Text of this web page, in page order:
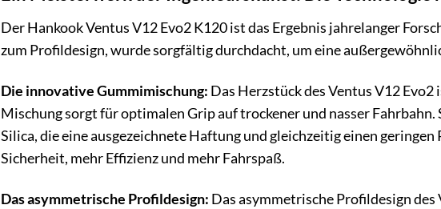
Der Hankook Ventus V12 Evo2 K120 ist das Ergebnis jahrelanger
zum Profildesign, wurde sorgfältig durchdacht, um eine
Die innovative Gummimischung: Das Herzstück des Ventus V12
Mischung sorgt für optimalen Grip auf trockener und nasser
Silica, die eine ausgezeichnete Haftung und gleichzeitig einen
Sicherheit, mehr Effizienz und mehr Fahrspaß.
Das asymmetrische Profildesign: Das asymmetrische Profildesign